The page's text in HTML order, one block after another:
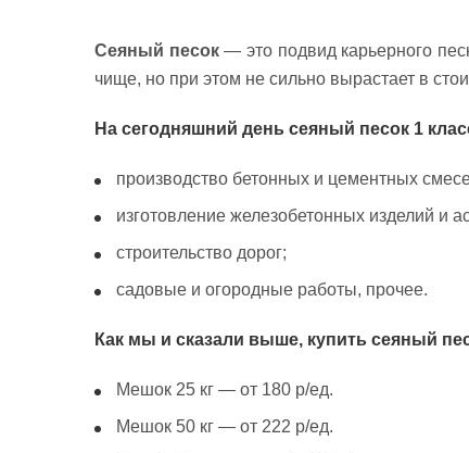
Сеяный песок— это подвид карьерного
чище, но при этом не сильно вырастает в
На сегодняшний день сеяный песок 1
производство бетонных и цементных
изготовление железобетонных изделий и
строительство дорог;
садовые и огородные работы, прочее.
Как мы и сказали выше, купить сеяный
Мешок 25 кг — от 180 р/ед.
Мешок 50 кг — от 222 р/ед.